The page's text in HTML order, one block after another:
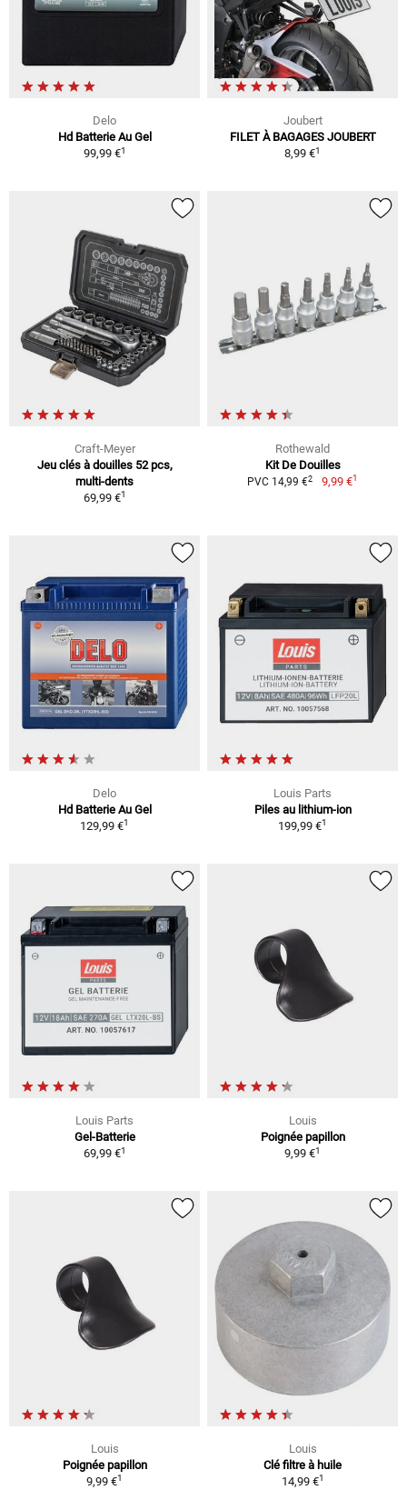
Delo
Hd Batterie Au Gel
99,99 €1
Joubert
FILET À BAGAGES JOUBERT
8,99 €1
Craft-Meyer
Jeu clés à douilles 52 pcs,
multi-dents
69,99 €1
Rothewald
Kit De Douilles
PVC 14,99 €2 9,99 €1
Delo
Hd Batterie Au Gel
129,99 €1
Louis Parts
Piles au lithium-ion
199,99 €1
Louis Parts
Gel-Batterie
69,99 €1
Louis
Poignée papillon
9,99 €1
Louis
Poignée papillon
9,99 €1
Louis
Clé filtre à huile
14,99 €1